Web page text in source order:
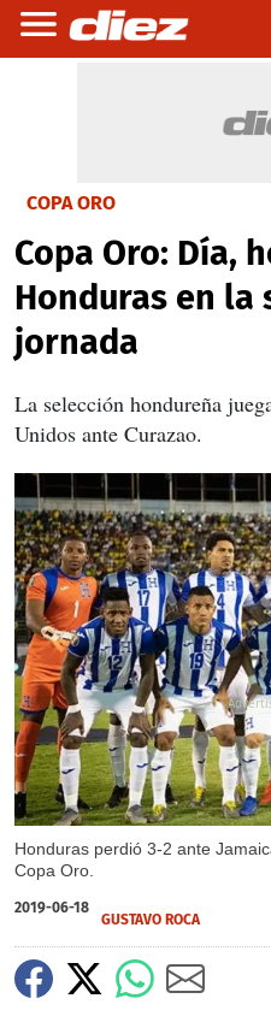
COPA ORO
Copa Oro: Día,
Honduras en la
jornada
La selección hondureña
Unidos ante Curazao.
Honduras perdió 3-2 ante
Copa Oro.
2019-06-18
GUSTAVO ROCA